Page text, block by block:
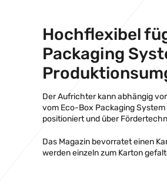
Hochflexibel
Packaging
Der Aufrichter kann abhängig
vom Eco-Box Packaging
positioniert und über
Das Magazin bevorratet einen
werden einzeln zum Karton